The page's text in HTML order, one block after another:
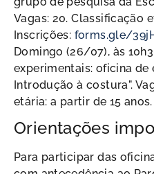
Vagas: 20. Classificação
Inscrições: forms.gle/
Domingo (26/07), às
experimentais: oficina de
Introdução à costura”.
etária: a partir de 15 anos.
Orientações
Para participar das